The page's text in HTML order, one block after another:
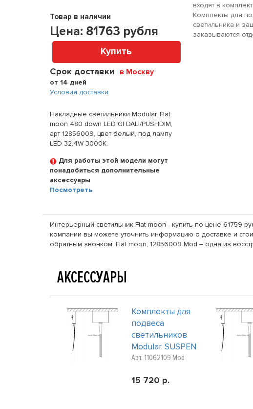
Товар в наличии
Цена: 81763 рубля
Купить
Срок доставки в Москву
от 14 дней
Условия доставки
Накладные светильники Modular. Flat
moon 480 down LED GI DALI/PUSHDIM,
арт 12856009, цвет белый, под лампу
LED 32,4W 3000K.
Для работы этой модели могут
понадобиться дополнительные
аксессуары
Посмотреть
входят в
Комплекты для
светильника и
заказываются
Интерьерный светильник Flat moon - купить по цене 61759
компании вы можете уточнить информацию о доставке и
обратным звонком. Flat moon, 12856009 Mod – одна из
АКСЕССУАРЫ
Комплекты для
подвеса
светильников
Modular. SUSPEN
Арт. 11062109 Mod
15 720 р.